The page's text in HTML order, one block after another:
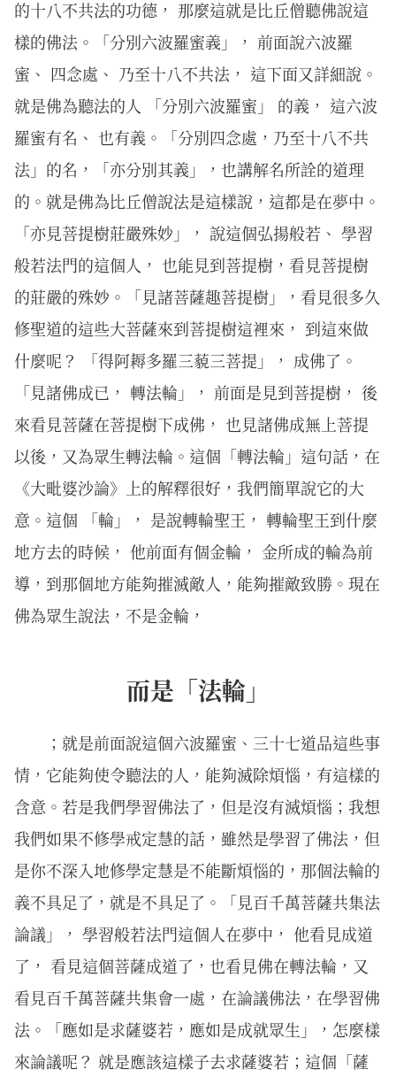
的十八不共法的功德， 那麼這就是比丘僧聽佛說這
樣的佛法。「分別六波羅蜜義」， 前面說六波羅
蜜、 四念處、 乃至十八不共法， 這下面又詳細說。
就是佛為聽法的人 「分別六波羅蜜」 的義， 這六波
羅蜜有名、 也有義。「分別四念處，乃至十八不共
法」的名，「亦分別其義」，也講解名所詮的道理
的。就是佛為比丘僧說法是這樣說，這都是在夢中。
「亦見菩提樹莊嚴殊妙」， 說這個弘揚般若、 學習
般若法門的這個人， 也能見到菩提樹，看見菩提樹
的莊嚴的殊妙。「見諸菩薩趣菩提樹」，看見很多久
修聖道的這些大菩薩來到菩提樹這裡來， 到這來做
什麼呢？ 「得阿耨多羅三藐三菩提」， 成佛了。
「見諸佛成已， 轉法輪」， 前面是見到菩提樹， 後
來看見菩薩在菩提樹下成佛， 也見諸佛成無上菩提
以後，又為眾生轉法輪。這個「轉法輪」這句話，在
《大毗婆沙論》上的解釋很好，我們簡單說它的大
意。這個 「輪」， 是說轉輪聖王， 轉輪聖王到什麼
地方去的時候， 他前面有個金輪， 金所成的輪為前
導，到那個地方能夠摧滅敵人，能夠摧敵致勝。現在
佛為眾生說法，不是金輪，
而是「法輪」
；就是前面說這個六波羅蜜、三十七道品這些事
情，它能夠使令聽法的人，能夠滅除煩惱，有這樣的
含意。若是我們學習佛法了，但是沒有滅煩惱；我想
我們如果不修學戒定慧的話，雖然是學習了佛法，但
是你不深入地修學定慧是不能斷煩惱的，那個法輪的
義不具足了，就是不具足了。「見百千萬菩薩共集法
論議」， 學習般若法門這個人在夢中， 他看見成道
了， 看見這個菩薩成道了，也看見佛在轉法輪，又
看見百千萬菩薩共集會一處，在論議佛法，在學習佛
法。「應如是求薩婆若，應如是成就眾生」，怎麼樣
來論議呢？ 就是應該這樣子去求薩婆若；這個「薩